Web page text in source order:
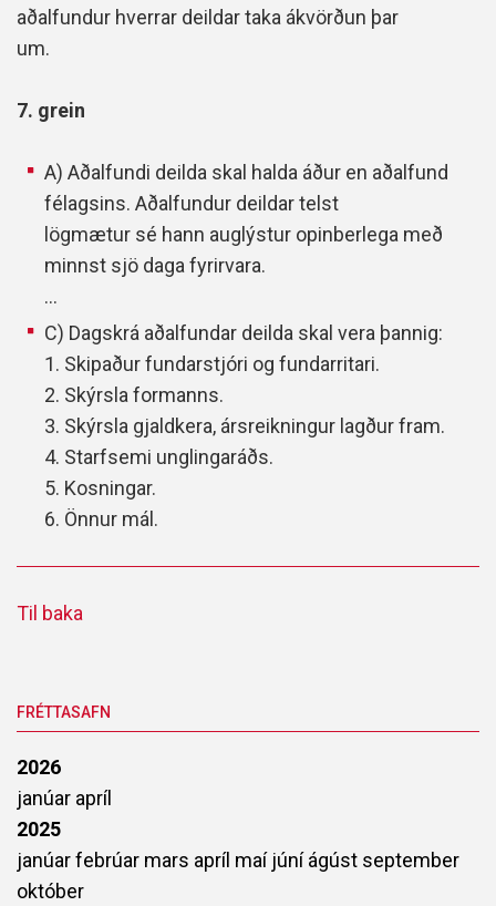
aðalfundur hverrar deildar taka ákvörðun þar
um.
7. grein
A) Aðalfundi deilda skal halda áður en aðalfund
félagsins. Aðalfundur deildar telst
lögmætur sé hann auglýstur opinberlega með
minnst sjö daga fyrirvara.
...
C) Dagskrá aðalfundar deilda skal vera þannig:
1. Skipaður fundarstjóri og fundarritari.
2. Skýrsla formanns.
3. Skýrsla gjaldkera, ársreikningur lagður fram.
4. Starfsemi unglingaráðs.
5. Kosningar.
6. Önnur mál.
Til baka
FRÉTTASAFN
2026
janúar apríl
2025
janúarfebrúar mars apríl maí júníágúst september
október